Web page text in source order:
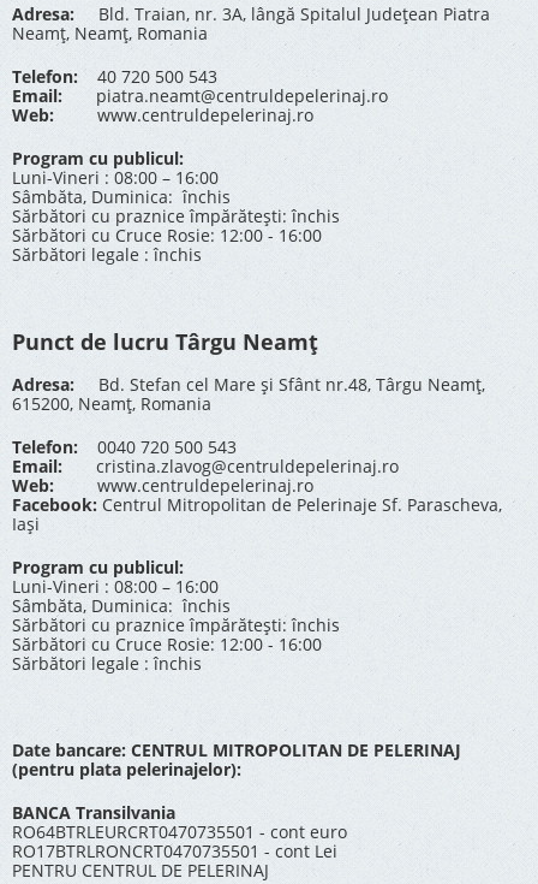
Adresa: Bld. Traian, nr. 3A, lângă Spitalul Județean Piatra
Neamț, Neamț, Romania
Telefon:40 720 500 543
Email:
piatra.neamt@centruldepelerinaj.ro
Web:
www.centruldepelerinaj.ro
Program cu publicul:
Luni-Vineri : 08:00 – 16:00
Sâmbăta, Duminica: închis
Sărbători cu praznice împărătești: închis
Sărbători cu Cruce Rosie: 12:00 - 16:00
Sărbători legale : închis
Punct de lucru Târgu Neamț
Adresa: Bd. Stefan cel Mare și Sfânt nr.48, Târgu Neamț,
615200, Neamț, Romania
Telefon: 0040 720 500 543
Email:
cristina.zlavog@centruldepelerinaj.ro
Web:
www.centruldepelerinaj.ro
Facebook: Centrul Mitropolitan de Pelerinaje Sf. Parascheva,
Iași
Program cu publicul:
Luni-Vineri : 08:00 – 16:00
Sâmbăta, Duminica: închis
Sărbători cu praznice împărătești: închis
Sărbători cu Cruce Rosie: 12:00 - 16:00
Sărbători legale : închis
Date bancare: CENTRUL MITROPOLITAN DE PELERINAJ
(pentru plata pelerinajelor):
BANCA Transilvania
RO64BTRLEURCRT0470735501 - cont euro
RO17BTRLRONCRT0470735501 - cont Lei
PENTRU CENTRUL DE PELERINAJ